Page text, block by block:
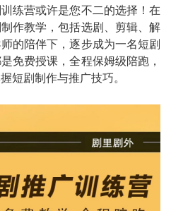
练营或许是您不二的选择！在
作教学，包括选剧、剪辑、解
的陪伴下，逐步成为一名短剧
免费授课，全程保姆级陪跑，
短剧制作与推广技巧。